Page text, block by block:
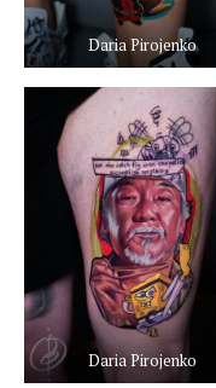
Daria Pirojenko
Daria Pirojenko